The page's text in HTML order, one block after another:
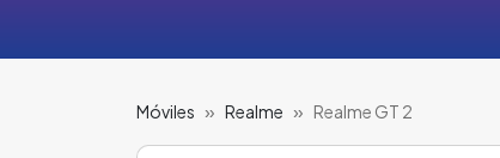
Móviles Realme Realme GT 2